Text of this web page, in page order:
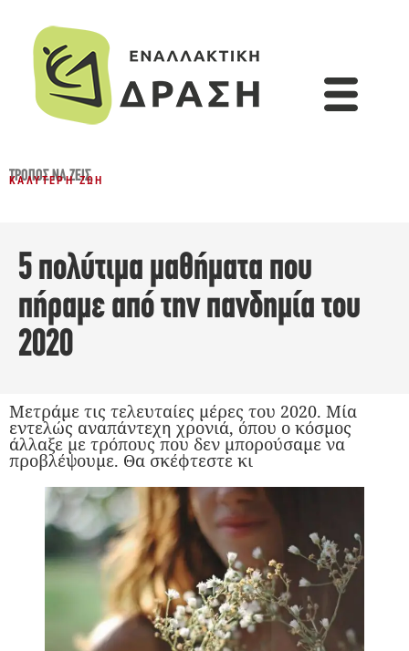
ΤΡΌΠΟΣ ΝΑ ΖΕΙΣ
ΚΑΛΎΤΕΡΗ ΖΩΉ
5 πολύτιμα μαθήματα που
πήραμε από την πανδημία του
2020
Μετράμε τις τελευταίες μέρες του 2020. Μία
εντελώς αναπάντεχη χρονιά, όπου ο κόσμος
άλλαξε με τρόπους που δεν μπορούσαμε να
προβλέψουμε. Θα σκέφτεστε κι